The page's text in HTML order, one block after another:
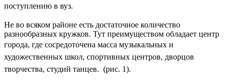
поступлению в вуз.
Не во всяком районе есть достаточное количество
разнообразных кружков. Тут преимуществом обладает центр
города, где сосредоточена масса музыкальных и
художественных школ, спортивных центров, дворцов
творчества, студий танцев. (рис. 1).